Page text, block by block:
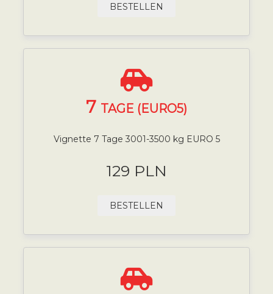
BESTELLEN
7 TAGE (EURO5)
Vignette 7 Tage 3001-3500 kg EURO 5
129 PLN
BESTELLEN